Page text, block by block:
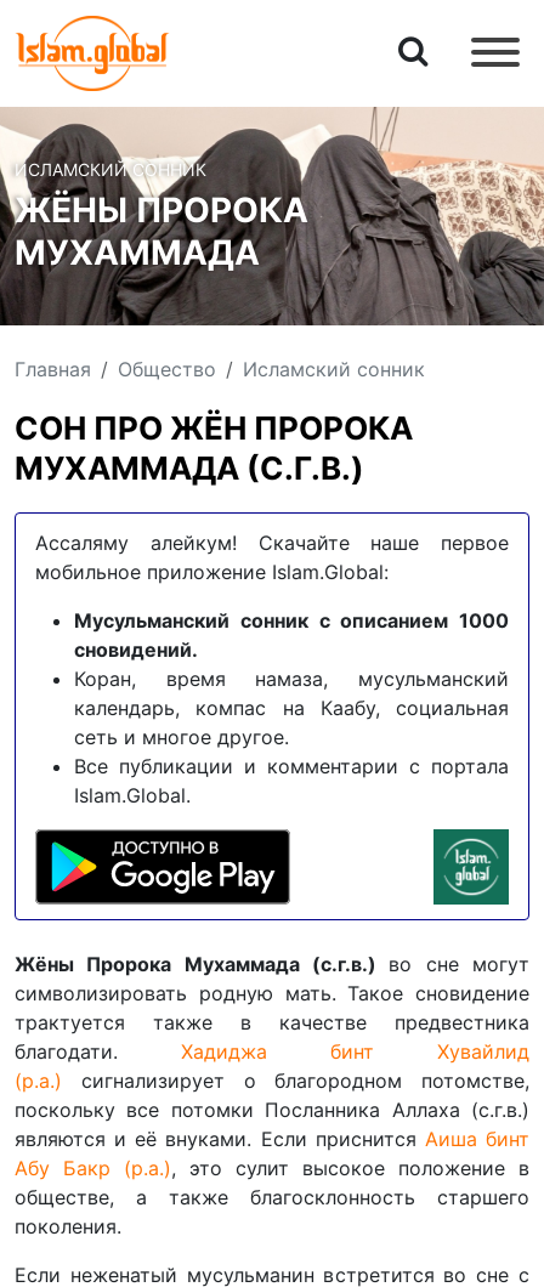
ИСЛАМСКИЙ СОННИК
ЖЁНЫ ПРОРОКА
МУХАММАДА
Главная Общество Исламский сонник
СОН ПРО ЖЁН ПРОРОКА
МУХАММАДА (С.Г.В.)
Ассаляму алейкум! Скачайте наше первое
мобильное приложение Islam.Global:
Мусульманский сонник с описанием 1000
сновидений.
Коран, время намаза, мусульманский
календарь, компас на Каабу, социальная
сеть и многое другое.
Все публикации и комментарии с портала
Islam.Global.
Жёны Пророка Мухаммада (с.г.в.) во сне могут
символизировать родную мать. Такое сновидение
трактуется также в качестве предвестника
благодати. Хадиджа бинт Хувайлид
(р.а.) сигнализирует о благородном потомстве,
поскольку все потомки Посланника Аллаха (с.г.в.)
являются и её внуками. Если приснится Аиша бинт
Абу Бакр (р.а.), это сулит высокое положение в
обществе, а также благосклонность старшего
поколения.
Если неженатый мусульманин встретится во сне с